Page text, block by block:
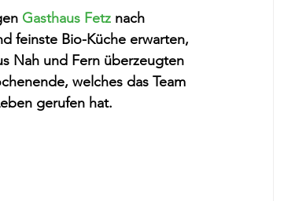
Gasthaus Fetz nach
feinste Bio-Küche erwarten,
Nah und Fern überzeugten
welches das Team
gerufen hat.